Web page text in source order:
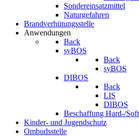
Sondereinsatzmittel
Naturgefahren
Brandverhütungsstelle
Anwendungen
Back
syBOS
Back
syBOS
DIBOS
Back
LIS
DIBOS
Beschaffung Hard-/
Kinder- und Jugendschutz
Ombudsstelle